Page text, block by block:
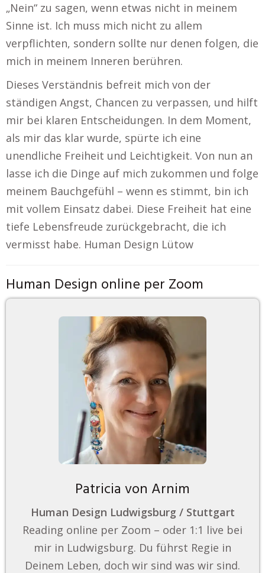
„Nein“ zu sagen, wenn etwas nicht in meinem
Sinne ist. Ich muss mich nicht zu allem
verpflichten, sondern sollte nur denen folgen, die
mich in meinem Inneren berühren.
Dieses Verständnis befreit mich von der
ständigen Angst, Chancen zu verpassen, und hilft
mir bei klaren Entscheidungen. In dem Moment,
als mir das klar wurde, spürte ich eine
unendliche Freiheit und Leichtigkeit. Von nun an
lasse ich die Dinge auf mich zukommen und folge
meinem Bauchgefühl – wenn es stimmt, bin ich
mit vollem Einsatz dabei. Diese Freiheit hat eine
tiefe Lebensfreude zurückgebracht, die ich
vermisst habe. Human Design Lütow
Human Design online per Zoom
Patricia von Arnim
Human Design Ludwigsburg / Stuttgart
Reading online per Zoom – oder 1:1 live bei
mir in Ludwigsburg. Du führst Regie in
Deinem Leben, doch wir sind was wir sind.